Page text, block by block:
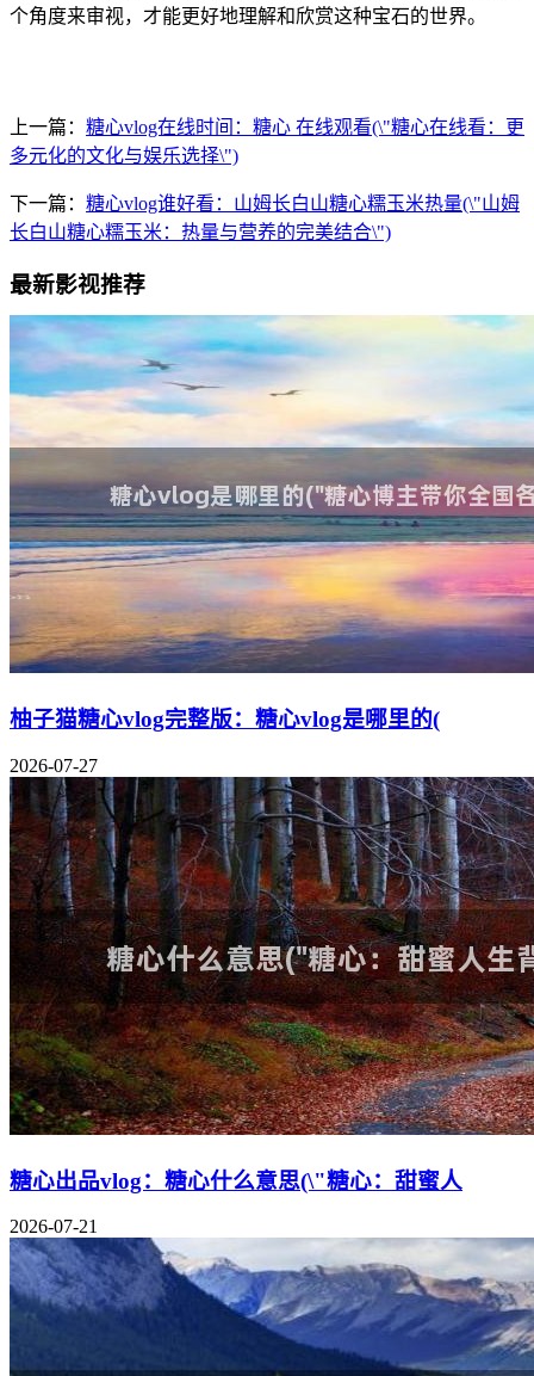
个角度来审视，才能更好地理解和欣赏这种宝石的世界。
上一篇： 糖心vlog在线时间：糖心 在线观看(\"糖心在线看：更
多元化的文化与娱乐选择\")
下一篇： 糖心vlog谁好看：山姆长白山糖心糯玉米热量(\"山姆
长白山糖心糯玉米：热量与营养的完美结合\")
最新影视推荐
柚子猫糖心vlog完整版：糖心vlog是哪里的(
2026-07-27
糖心出品vlog：糖心什么意思(\"糖心：甜蜜人
2026-07-21